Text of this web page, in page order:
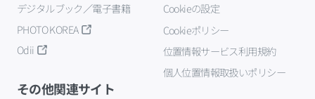
デジタルブック／電子書籍
PHOTO KOREA
Odii
Cookieの設定
Cookieポリシー
位置情報サービス利用規約
個人位置情報取扱いポリシー
その他関連サイト